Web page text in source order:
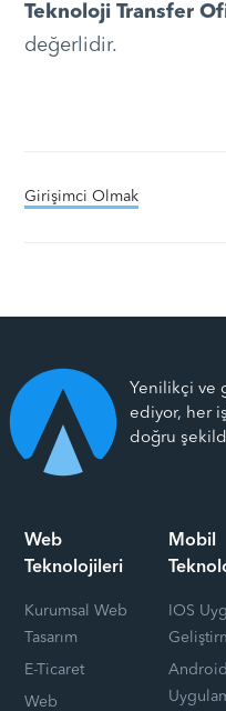
Teknoloji Transfer
değerlidir.
Girişimci Olmak
Yenilikçi ve
ediyor, her
doğru
Web
Teknolojileri
Kurumsal Web
Tasarım
E-Ticaret
Web
Mobil
IOS
Android